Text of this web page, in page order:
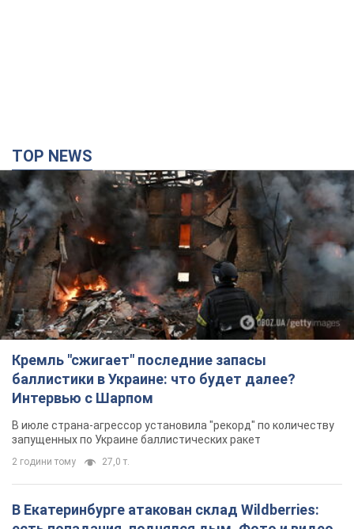
Кремль "сжигает" последние запасы
баллистики в Украине: что будет далее?
Интервью с Шарпом
В июле страна-агрессор установила "рекорд" по количеству
запущенных по Украине баллистических ракет
2 години тому 27,0 т.
В Екатеринбурге атакован склад Wildberries:
есть попадания, поднялся дым. Фото и видео
Россиянам не помогла даже работа ПВО
2 години тому
С 1 сентября украинским учителям повысят
зарплаты: Корецкий раскрыл подробности
Одновременно с повышением зарплат педагогам
правительство объявило об увеличении студенческих